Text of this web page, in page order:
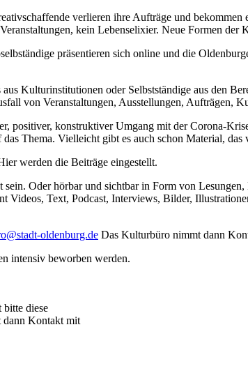
verlieren ihre Aufträge und bekommen
kein Lebenselixier. Neue Formen der
präsentieren sich online und die
aus Kulturinstitutionen oder Selbstständige aus den
von Veranstaltungen, Ausstellungen, Aufträgen,
positiver, konstruktiver Umgang mit der Corona-
Thema. Vielleicht gibt es auch schon Material, das
werden die Beiträge eingestellt.
Oder hörbar und sichtbar in Form von
Text, Podcast, Interviews, Bilder,
oldenburg.de Das Kulturbüro nimmt dann
intensiv beworben werden.
diese
Kontakt mit